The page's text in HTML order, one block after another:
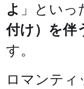
よ 」といっ
付け）を伴
す。
ロマンティ